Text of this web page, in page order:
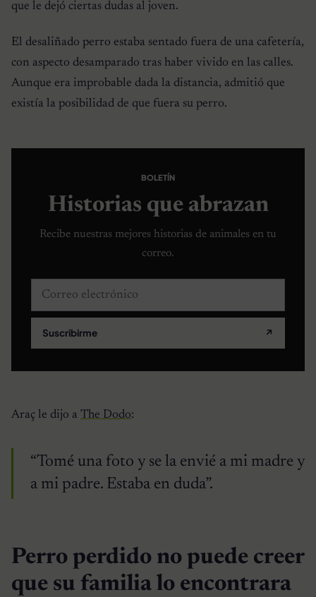
que le dejó ciertas dudas al joven.
El desaliñado perro estaba sentado fuera de una cafetería,
con aspecto desamparado tras haber vivido en las calles.
Aunque era improbable dada la distancia, admitió que
existía la posibilidad de que fuera su perro.
BOLETÍN
Historias que abrazan
Recibe nuestras mejores historias de animales en tu
correo.
Correo electrónico
Suscribirme ↗
Araç le dijo a The Dodo:
“Tomé una foto y se la envié a mi madre y
a mi padre. Estaba en duda”.
Perro perdido no puede creer
que su familia lo encontrara